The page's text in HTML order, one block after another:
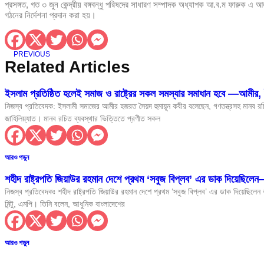
আইনের শাসন প্রতিষ্ঠার মাধ্যমে নতুন বাংলাদেশ গঠনে
ধর্ম যার যার, রাষ্ট্র সবার – প্রধানমন্ত্রীর এই
হাসপাতালে দালাল চক্রের অপতৎপরতা স্থায়ীভাবে
গুজবে কান নয়, তথ্য যাচাই করে সংবাদ প্রকাশ করুন
প্রসঙ্গত, গত ৩ জুন কেন্দ্রীয় বঙ্গবন্ধু পরিষদের সাধারণ সম্পাদক অধ্যাপক আ.ব.ম ফারুক এ
গঠনের নির্দেশনা প্রদান করা হয়।
PREVIOUS
Related Articles
ইসলাম প্রতিষ্ঠিত হলেই সমাজ ও রাষ্ট্রের সকল সমস্যার সমাধান হবে —আমীর,
নিজস্ব প্রতিবেদক: ইসলামী সমাজের আমীর হজরত সৈয়দ হুমায়ূন কবীর বলেছেন, গণতন্ত্রসহ মানব
জাহিলিয়্যাত। মানব রচিত ব্যবস্থার ভিত্তিতে প্রণীত সকল
আরও পড়ুন
শহীদ রাষ্ট্রপতি জিয়াউর রহমান দেশে প্রথম ‘সবুজ বিপ্লব’ এর ডাক
নিজস্ব প্রতিবেদকঃ শহীদ রাষ্ট্রপতি জিয়াউর রহমান দেশে প্রথম ‘সবুজ বিপ্লব’ এর ডাক
মিন্টু, এমপি। তিনি বলেন, আধুনিক বাংলাদেশের
আরও পড়ুন